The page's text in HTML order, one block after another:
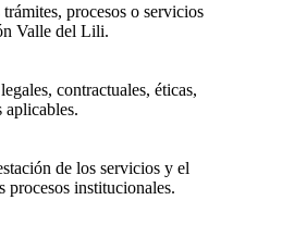
procesos o servicios
Valle del Lili.
contractuales, éticas,
aplicables.
de los servicios y el
procesos institucionales.